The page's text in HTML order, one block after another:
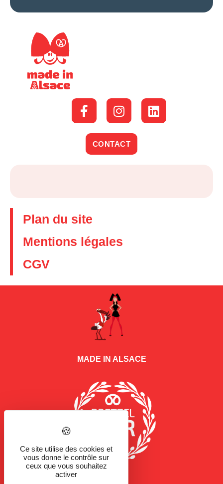
CONTACT
Plan du site
Mentions légales
CGV
MADE IN ALSACE
Ce site utilise des cookies et
vous donne le contrôle sur
ceux que vous souhaitez
activer